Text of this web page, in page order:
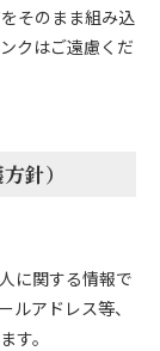
そのまま組み込
クはご遠慮くだ
針）
に関する情報で
ルアドレス等、
す。